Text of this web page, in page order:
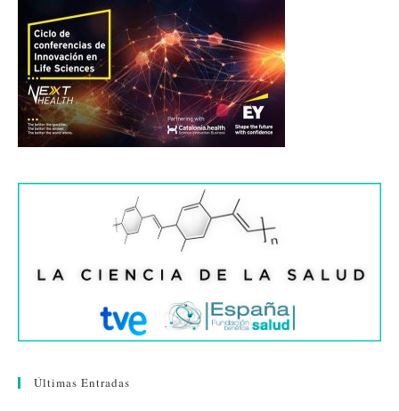
Últimas Entradas